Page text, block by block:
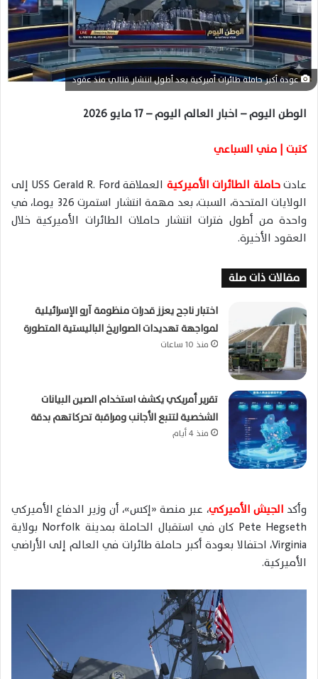
إ
ل
ك
ت
ر
و
ن
ا
عودة أكبر حاملة طائرات أميركية بعد أطول انتشار قتالي منذ عقود
الوطن اليوم – اخبار العالم اليوم – 17 مايو 2026
كتبت | مني السباعي
عادتحاملة الطائرات الأميركية العملاقة USS Gerald R. Ford إلى
الولايات المتحدة، السبت، بعد مهمة انتشار استمرت 326 يوما، في
واحدة من أطول فترات انتشار حاملات الطائرات الأميركية خلال
العقود الأخيرة.
مقالات ذات صلة
اختبار ناجح يعزز قدرات منظومة آرو الإسرائيلية
لمواجهة تهديدات الصواريخ الباليستية المتطورة
منذ 10 ساعات
تقرير أمريكي يكشف استخدام الصين البيانات
الشخصية لتتبع الأجانب ومراقبة تحركاتهم بدقة
منذ 4 أيام
وأكد الجيش الأميركي، عبر منصة «إكس»، أن وزير الدفاع الأميركي
Pete Hegseth كان في استقبال الحاملة بمدينة Norfolk بولاية
Virginia، احتفالا بعودة أكبر حاملة طائرات في العالم إلى الأراضي
الأميركية.